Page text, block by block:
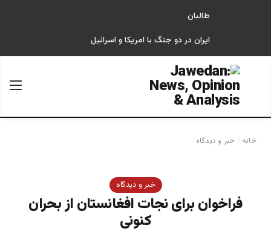
طالبان
ایران در دو جنگ با امریکا و اسرائیل
جستجو برای
خانه / خبر و دیدگاه
خبر و دیدگاه
فراخوان برای نجات افغانستان از بحران
کنونی